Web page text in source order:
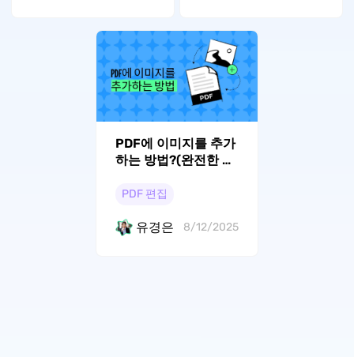
PDF에 이미지를 추가
하는 방법?(완전한 가
PDF 편집
유경은 8/12/2025